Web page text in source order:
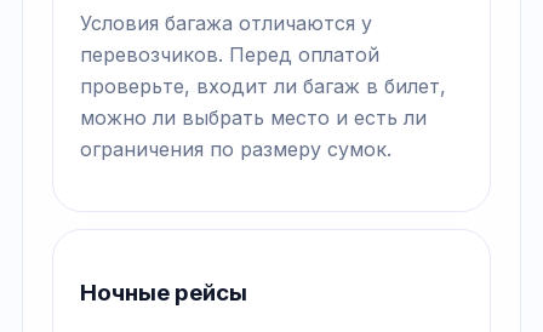
Условия багажа отличаются у
перевозчиков. Перед оплатой
проверьте, входит ли багаж в билет,
можно ли выбрать место и есть ли
ограничения по размеру сумок.
Ночные рейсы